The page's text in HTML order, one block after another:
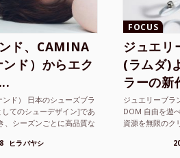
ド、CAMINA
ド）からエク
ド） 日本のシューズブラ
てのシューデザイン]であ
、シーズンごとに高品質な
ヒラバヤシ
FOCUS
ジュエ
(ラムダ)
ラーの新
ジュエリーブラ
DOM 自由を遊
資源を無限のク